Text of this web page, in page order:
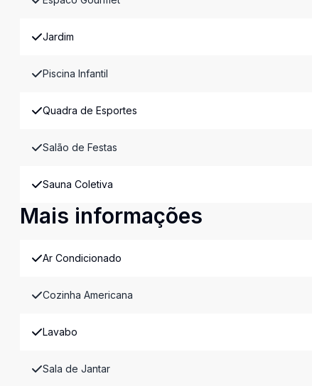
Jardim
Piscina Infantil
Quadra de Esportes
Salão de Festas
Sauna Coletiva
Mais informações
Ar Condicionado
Cozinha Americana
Lavabo
Sala de Jantar